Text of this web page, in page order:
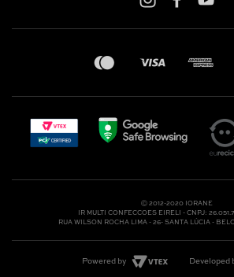
Whatsapp: (31) 97219-6604
Nossas Lojas
Ⓒ 2012-2020 IORANE
IR MULTI CONFECCOES EIRELI - CNPJ:
RUA WILSON ROCHA LIMA - 26- SANTA LÚCIA -
Powered by Developed